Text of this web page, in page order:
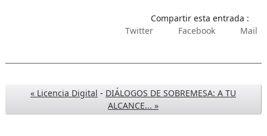
Compartir esta entrada :
Twitter
Facebook Mail
« Licencia Digital - DIÁLOGOS DE SOBREMESA: A TU
ALCANCE... »